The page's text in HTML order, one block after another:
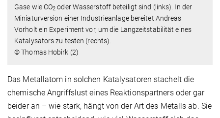
Gase wie CO2 oder Wasserstoff beteiligt sind (links). In der
Miniaturversion einer Industrieanlage bereitet Andreas
Vorholt ein Experiment vor, um die Langzeitstabilität eines
Katalysators zu testen (rechts).
© Thomas Hobirk (2)
Das Metallatom in solchen Katalysatoren stachelt die
chemische Angriffslust eines Reaktionspartners oder gar
beider an – wie stark, hängt von der Art des Metalls ab. Sie